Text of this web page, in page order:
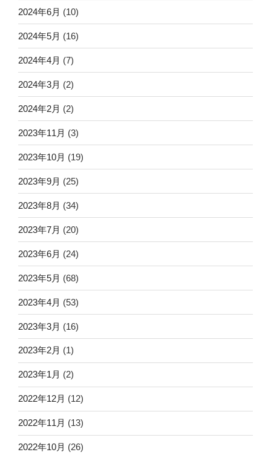
2024年6月 (10)
2024年5月 (16)
2024年4月 (7)
2024年3月 (2)
2024年2月 (2)
2023年11月 (3)
2023年10月 (19)
2023年9月 (25)
2023年8月 (34)
2023年7月 (20)
2023年6月 (24)
2023年5月 (68)
2023年4月 (53)
2023年3月 (16)
2023年2月 (1)
2023年1月 (2)
2022年12月 (12)
2022年11月 (13)
2022年10月 (26)